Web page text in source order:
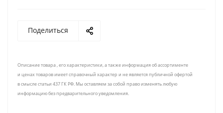
Поделиться
Описание товара , его характеристики, а также информация об ассортименте
и ценах товаров имеет справочный характер и не является публичной офертой
в смысле статьи 437 ГК РФ. Мы оставляем за собой право изменять любую
информацию без предварительного уведомления.